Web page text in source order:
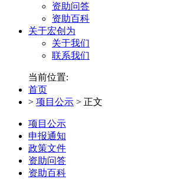
资助问答
资助百科
关于宏创为
关于我们
联系我们
当前位置:
首页
> 项目公示 > 正文
项目公示
申报通知
政策文件
资助问答
资助百科